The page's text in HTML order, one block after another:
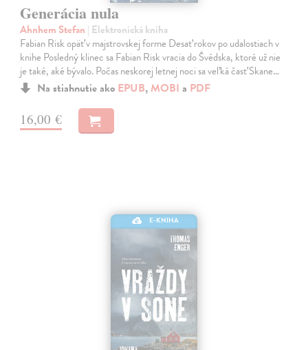
Generácia nula
Ahnhem Stefan | Elektronická kniha
Fabian Risk opäť v majstrovskej forme Desať rokov po udalostiach v
knihe Posledný klinec sa Fabian Risk vracia do Švédska, ktoré už nie
je také, aké bývalo. Počas neskorej letnej noci sa veľká časť Skane…
Na stiahnutie ako EPUB, MOBI a PDF
16,00 €
E-KNIHA